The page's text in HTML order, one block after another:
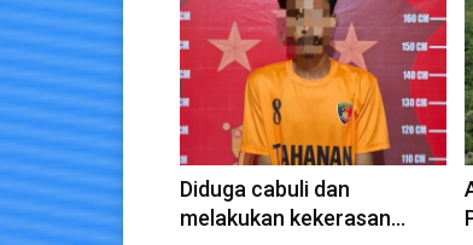
Diduga cabuli dan
melakukan kekerasan